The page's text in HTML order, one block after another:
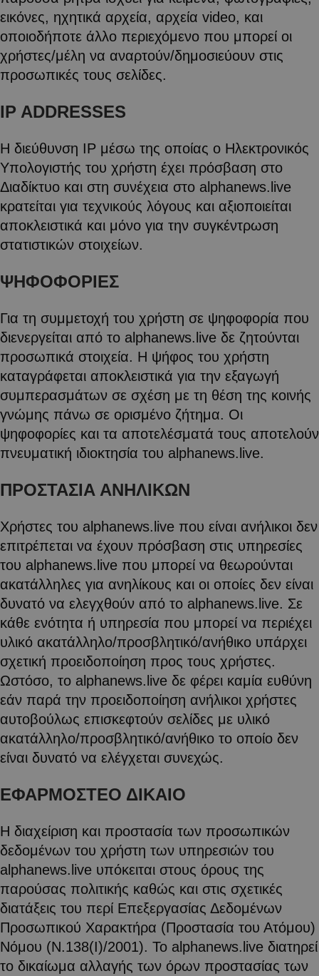
εικόνες, ηχητικά αρχεία, αρχεία video, και
οποιοδήποτε άλλο περιεχόμενο που μπορεί οι
χρήστες/μέλη να αναρτούν/δημοσιεύουν στις
προσωπικές τους σελίδες.
IP ADDRESSES
H διεύθυνση IP μέσω της οποίας ο Ηλεκτρονικός
Υπολογιστής του χρήστη έχει πρόσβαση στο
Διαδίκτυο και στη συνέχεια στο alphanews.live
κρατείται για τεχνικούς λόγους και αξιοποιείται
αποκλειστικά και μόνο για την συγκέντρωση
στατιστικών στοιχείων.
ΨΗΦΟΦΟΡΙΕΣ
Για τη συμμετοχή του χρήστη σε ψηφοφορία που
διενεργείται από το alphanews.live δε ζητούνται
προσωπικά στοιχεία. Η ψήφος του χρήστη
καταγράφεται αποκλειστικά για την εξαγωγή
συμπερασμάτων σε σχέση με τη θέση της κοινής
γνώμης πάνω σε ορισμένο ζήτημα. Οι
ψηφοφορίες και τα αποτελέσματά τους αποτελούν
πνευματική ιδιοκτησία του alphanews.live.
ΠΡΟΣΤΑΣΙΑ ΑΝΗΛΙΚΩΝ
Χρήστες του alphanews.live που είναι ανήλικοι δεν
επιτρέπεται να έχουν πρόσβαση στις υπηρεσίες
του alphanews.live που μπορεί να θεωρούνται
ακατάλληλες για ανηλίκους και οι οποίες δεν είναι
δυνατό να ελεγχθούν από το alphanews.live. Σε
κάθε ενότητα ή υπηρεσία που μπορεί να περιέχει
υλικό ακατάλληλο/προσβλητικό/ανήθικο υπάρχει
σχετική προειδοποίηση προς τους χρήστες.
Ωστόσο, το alphanews.live δε φέρει καμία ευθύνη
εάν παρά την προειδοποίηση ανήλικοι χρήστες
αυτοβούλως επισκεφτούν σελίδες με υλικό
ακατάλληλο/προσβλητικό/ανήθικο το οποίο δεν
είναι δυνατό να ελέγχεται συνεχώς.
ΕΦΑΡΜΟΣΤΕΟ ΔΙΚΑΙΟ
Η διαχείριση και προστασία των προσωπικών
δεδομένων του χρήστη των υπηρεσιών του
alphanews.live υπόκειται στους όρους της
παρούσας πολιτικής καθώς και στις σχετικές
διατάξεις του περί Επεξεργασίας Δεδομένων
Προσωπικού Χαρακτήρα (Προστασία του Ατόμου)
Νόμου (Ν.138(Ι)/2001). Το alphanews.live διατηρεί
το δικαίωμα αλλαγής των όρων προστασίας των